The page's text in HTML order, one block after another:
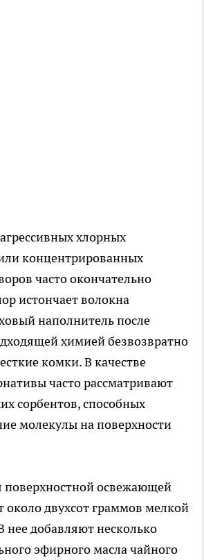
хлорных
концентрированных
часто окончательно
истончает волокна
наполнитель после
химией безвозвратно
комки. В качестве
часто рассматривают
сорбентов, способных
молекулы на поверхности
поверхностной освежающей
около двухсот граммов мелкой
добавляют несколько
эфирного масла чайного